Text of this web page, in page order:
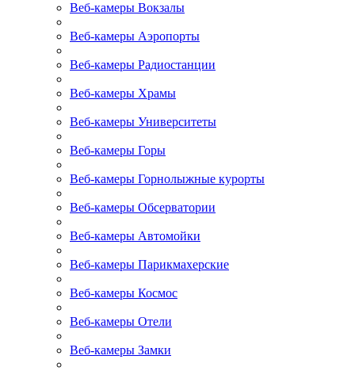
Веб-камеры Вокзалы
Веб-камеры Аэропорты
Веб-камеры Радиостанции
Веб-камеры Храмы
Веб-камеры Университеты
Веб-камеры Горы
Веб-камеры Горнолыжные курорты
Веб-камеры Обсерватории
Веб-камеры Автомойки
Веб-камеры Парикмахерские
Веб-камеры Космос
Веб-камеры Отели
Веб-камеры Замки